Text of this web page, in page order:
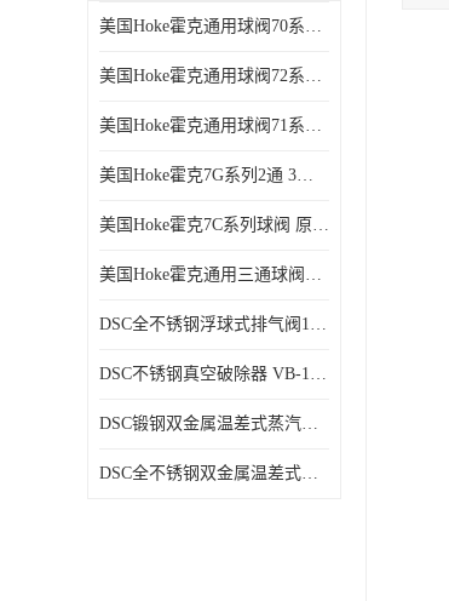
美国Hoke霍克通用球阀70系列球阀 部分库存 原厂拿货
美国Hoke霍克通用球阀72系列棒料球阀 部分库存 原厂拿货
美国Hoke霍克通用球阀71系列球阀 部分库存 原厂拿货
美国Hoke霍克7G系列2通 3通球阀 部分库存 原厂拿货
美国Hoke霍克7C系列球阀 原厂拿货 部分库存
美国Hoke霍克通用三通球阀71和76系列球阀 部分库存 原厂拿货
DSC全不锈钢浮球式排气阀11AV系列
DSC不锈钢真空破除器 VB-1系列
DSC锻钢双金属温差式蒸汽疏水阀SB81、SB81F
DSC全不锈钢双金属温差式蒸汽疏水阀SB73、SB73F